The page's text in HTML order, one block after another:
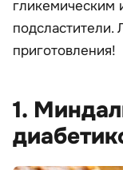
гликемическим
приготовления!
1.